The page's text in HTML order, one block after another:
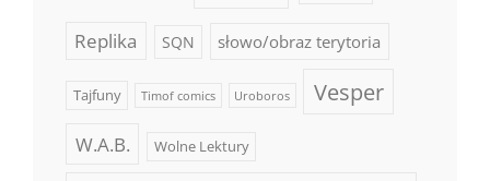
Replika SQN słowo/obraz terytoria
Tajfuny Timof comics Uroboros Vesper
W.A.B. Wolne Lektury